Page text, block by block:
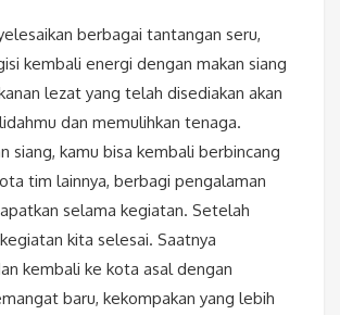
berbagai tantangan seru,
kembali energi dengan makan siang
lezat yang telah disediakan akan
dan memulihkan tenaga.
siang, kamu bisa kembali berbincang
tim lainnya, berbagi pengalaman
selama kegiatan. Setelah
kita selesai. Saatnya
kembali ke kota asal dengan
baru, kekompakan yang lebih